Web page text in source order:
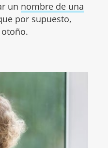
un nombre de una
por supuesto,